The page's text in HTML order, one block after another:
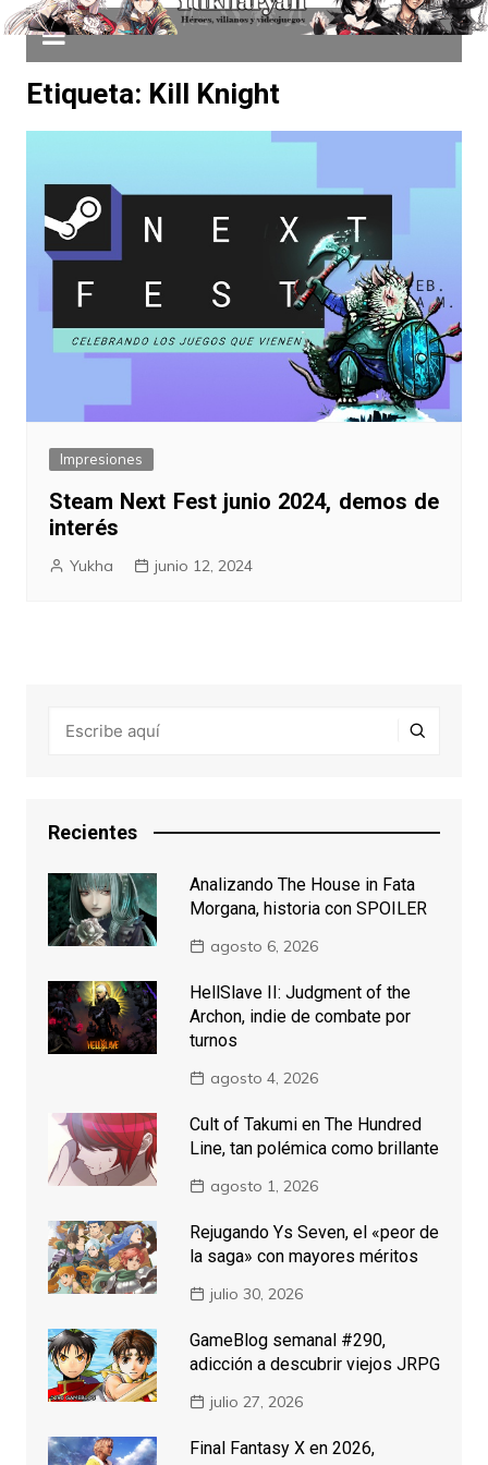
Etiqueta: Kill Knight
Impresiones
Steam Next Fest junio 2024, demos de
interés
Yukha junio 12, 2024
Recientes
Analizando The House in Fata
Morgana, historia con SPOILER
agosto 6, 2026
HellSlave II: Judgment of the
Archon, indie de combate por
turnos
agosto 4, 2026
Cult of Takumi en The Hundred
Line, tan polémica como brillante
agosto 1, 2026
Rejugando Ys Seven, el «peor de
la saga» con mayores méritos
julio 30, 2026
GameBlog semanal #290,
adicción a descubrir viejos JRPG
julio 27, 2026
Final Fantasy X en 2026,